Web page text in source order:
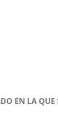
EN LA